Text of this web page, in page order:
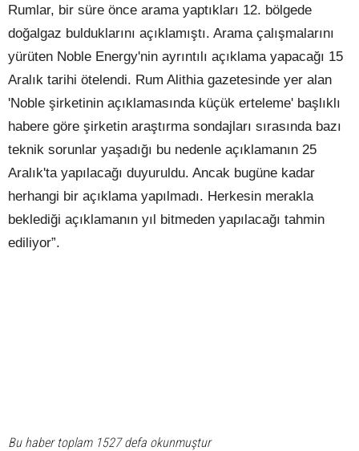
Rumlar, bir süre önce arama yaptıkları 12. bölgede
doğalgaz bulduklarını açıklamıştı. Arama çalışmalarını
yürüten Noble Energy'nin ayrıntılı açıklama yapacağı 15
Aralık tarihi ötelendi. Rum Alithia gazetesinde yer alan
'Noble şirketinin açıklamasında küçük erteleme' başlıklı
habere göre şirketin araştırma sondajları sırasında bazı
teknik sorunlar yaşadığı bu nedenle açıklamanın 25
Aralık'ta yapılacağı duyuruldu. Ancak bugüne kadar
herhangi bir açıklama yapılmadı. Herkesin merakla
beklediği açıklamanın yıl bitmeden yapılacağı tahmin
ediliyor”.
Bu haber toplam 1527 defa okunmuştur